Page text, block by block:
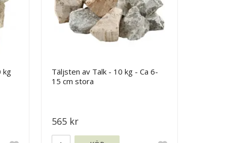
kg
Täljsten av Talk - 10 kg - Ca 6-
15 cm stora
565 kr